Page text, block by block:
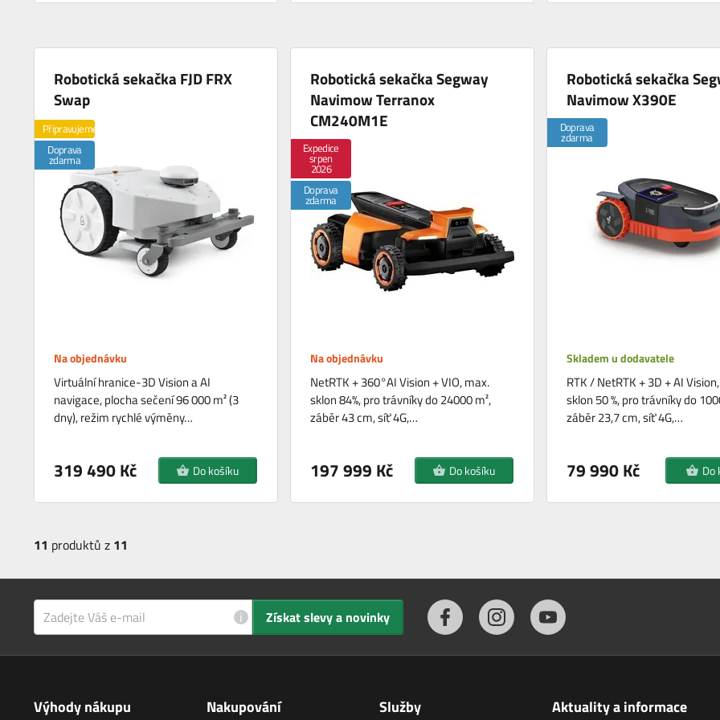
Robotická sekačka FJD FRX
Swap
Připravujeme
Doprava
zdarma
Na objednávku
Virtuální hranice-3D Vision a AI
navigace, plocha sečení 96 000 m² (3
dny), režim rychlé výměny…
319 490 Kč Do košíku
Robotická sekačka Segway
Navimow Terranox
CM240M1E
Expedice
srpen
2026
Doprava
zdarma
Na objednávku
NetRTK + 360°AI Vision + VIO, max.
sklon 84%, pro trávníky do 24000 m²,
záběr 43 cm, síť 4G,…
197 999 Kč Do košíku
Robotická sekačka
Navimow X390E
Doprava
zdarma
Skladem u dodavatele
RTK / NetRTK + 3D + AI
sklon 50 %, pro trávníky do
záběr 23,7 cm, síť 4G,…
79 990 Kč Do
11 produktů z 11
i Získat slevy a novinky
Výhody nákupu Nakupování Služby Aktuality a informace